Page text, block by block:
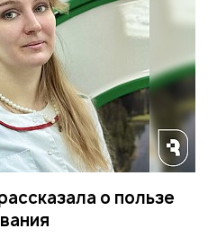
о пользе